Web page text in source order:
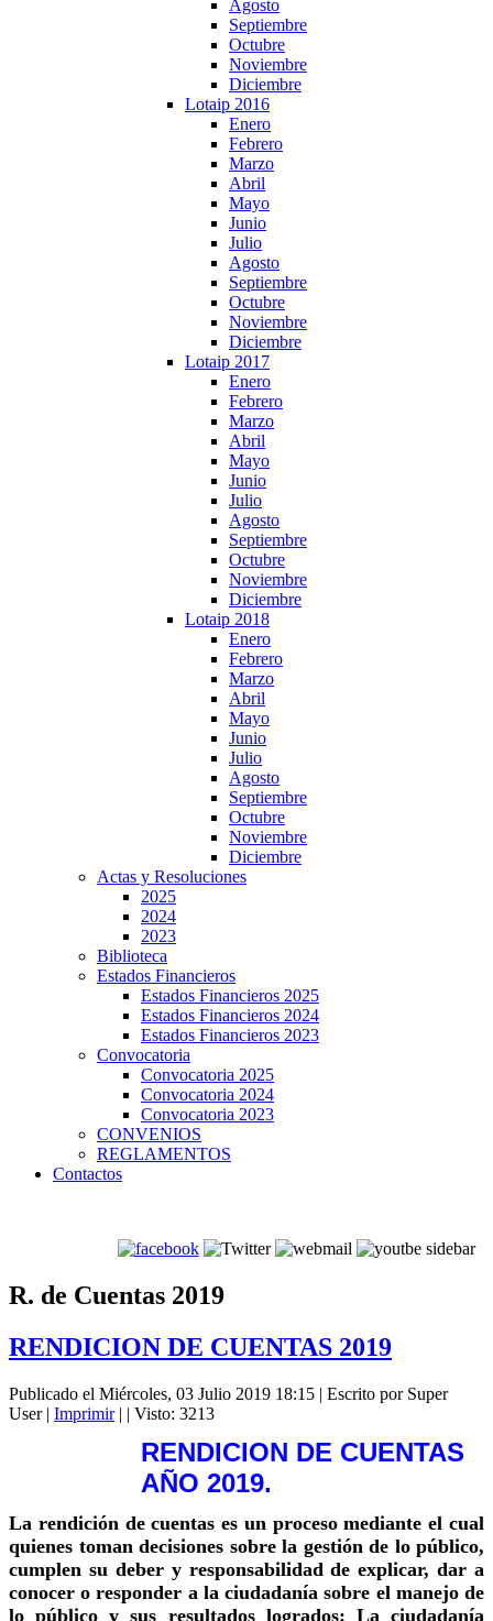
Agosto
Septiembre
Octubre
Noviembre
Diciembre
Lotaip 2016
Enero
Febrero
Marzo
Abril
Mayo
Junio
Julio
Agosto
Septiembre
Octubre
Noviembre
Diciembre
Lotaip 2017
Enero
Febrero
Marzo
Abril
Mayo
Junio
Julio
Agosto
Septiembre
Octubre
Noviembre
Diciembre
Lotaip 2018
Enero
Febrero
Marzo
Abril
Mayo
Junio
Julio
Agosto
Septiembre
Octubre
Noviembre
Diciembre
Actas y Resoluciones
2025
2024
2023
Biblioteca
Estados Financieros
Estados Financieros 2025
Estados Financieros 2024
Estados Financieros 2023
Convocatoria
Convocatoria 2025
Convocatoria 2024
Convocatoria 2023
CONVENIOS
REGLAMENTOS
Contactos
R. de Cuentas 2019
RENDICION DE CUENTAS 2019
Publicado el Miércoles, 03 Julio 2019 18:15 | Escrito por Super
User| Imprimir| | Visto: 3213
RENDICION DE CUENTAS
AÑO 2019.
La rendición de cuentas es un proceso mediante el cual
quienes toman decisiones sobre la gestión de lo público,
cumplen su deber y responsabilidad de explicar, dar a
conocer o responder a la ciudadanía sobre el manejo de
lo público y sus resultados logrados: La ciudadanía